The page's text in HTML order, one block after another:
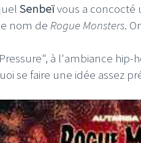
Senbeïvous a concocté
nom de Rogue Monsters.
à l'ambiance
se faire une idée assez